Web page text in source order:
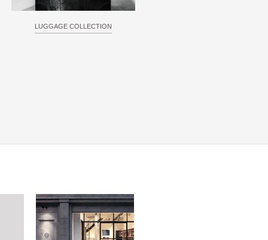
LUGGAGE COLLECTION